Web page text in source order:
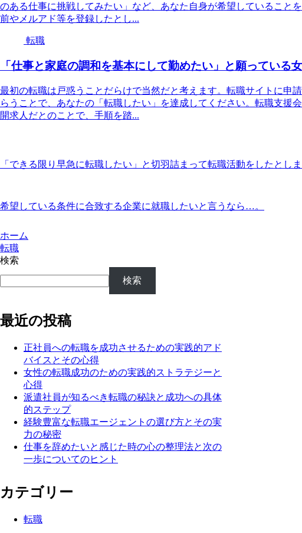
のある仕事に挑戦してみたい」など、あなた自身が希望していること
前やメルアド等を登録したとし...
転職
「仕事と家庭の調和を基本にして勤めたい」と願っている
最初の転職は戸惑うことだらけで当然だと考えます。転職サイトに申
らうことで、あなたの「転職したい」を達成してください。転職支援
開求人だとのことで、手順を踏...
「できる限り早急に転職したい」と切羽詰まって転職活動をしたとし
希望している条件に合致する企業に就職したいと言うなら…。
ホーム
転職
検索
検索
最近の投稿
正社員への転職を成功させるための実践的アド
バイスとその心得
女性の転職成功のための実践的ストラテジーと
心得
派遣社員が知るべき転職の秘訣と成功への具体
的ステップ
経験豊富な転職エージェントの選び方とその実
力の秘密
仕事を辞めたいと感じた時の心の整理法と次の
一歩についてのヒント
カテゴリー
転職